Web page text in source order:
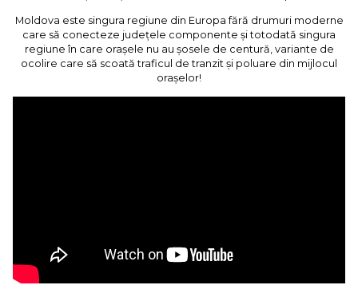
Moldova este singura regiune din Europa fără drumuri moderne
care să conecteze județele componente și totodată singura
regiune în care orașele nu au șosele de centură, variante de
ocolire care să scoată traficul de tranzit și poluare din mijlocul
orașelor!